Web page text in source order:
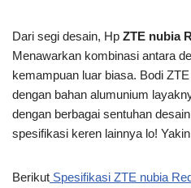
Dari segi desain, Hp ZTE nubia
Menawarkan kombinasi antara
kemampuan luar biasa. Bodi
dengan bahan alumunium
dengan berbagai sentuhan
spesifikasi keren lainnya lo!
Berikut Spesifikasi ZTE nubia